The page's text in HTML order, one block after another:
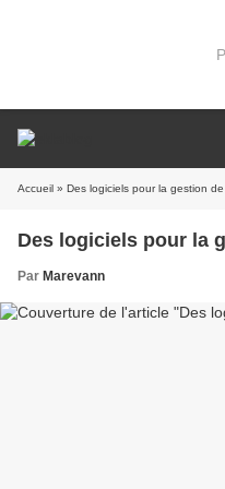
Accueil » Des logiciels pour la gestion de
Des logiciels pour la
Par Marevann